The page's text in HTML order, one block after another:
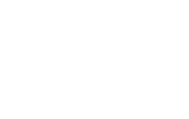
через WhatsApp нажав на кнопку